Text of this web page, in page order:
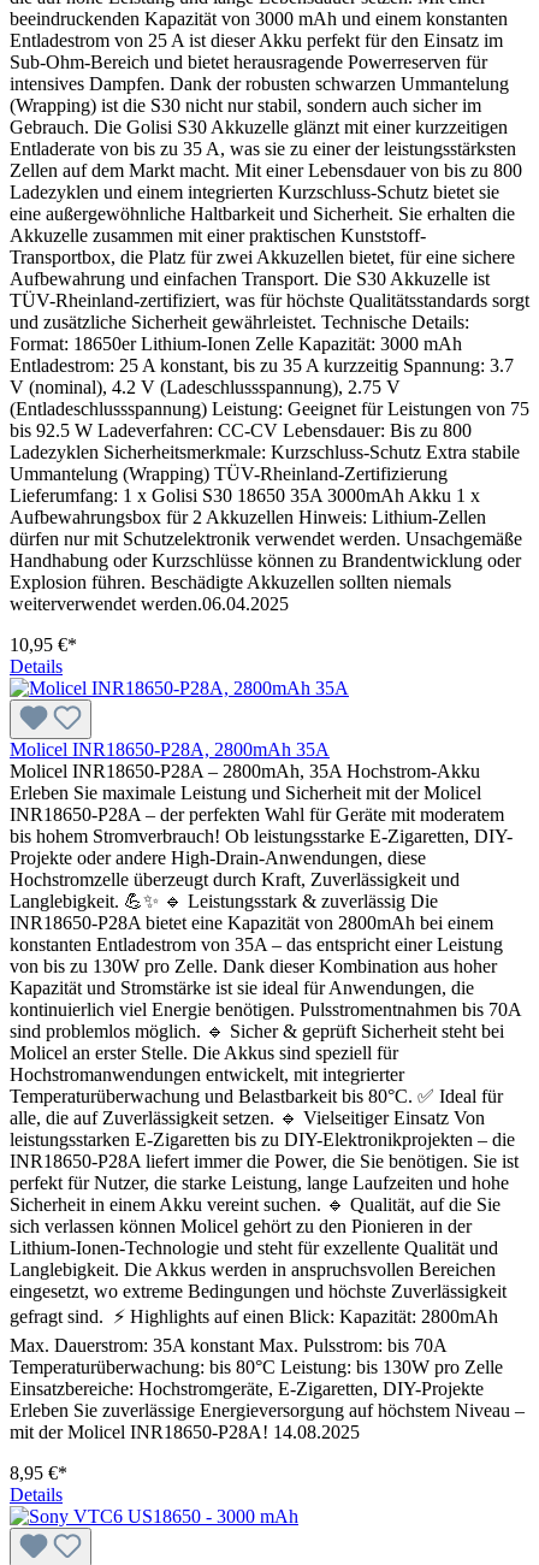
beeindruckenden Kapazität von 3000 mAh und einem konstanten
Entladestrom von 25 A ist dieser Akku perfekt für den Einsatz im
Sub-Ohm-Bereich und bietet herausragende Powerreserven für
intensives Dampfen. Dank der robusten schwarzen Ummantelung
(Wrapping) ist die S30 nicht nur stabil, sondern auch sicher im
Gebrauch. Die Golisi S30 Akkuzelle glänzt mit einer kurzzeitigen
Entladerate von bis zu 35 A, was sie zu einer der leistungsstärksten
Zellen auf dem Markt macht. Mit einer Lebensdauer von bis zu 800
Ladezyklen und einem integrierten Kurzschluss-Schutz bietet sie
eine außergewöhnliche Haltbarkeit und Sicherheit. Sie erhalten die
Akkuzelle zusammen mit einer praktischen Kunststoff-
Transportbox, die Platz für zwei Akkuzellen bietet, für eine sichere
Aufbewahrung und einfachen Transport. Die S30 Akkuzelle ist
TÜV-Rheinland-zertifiziert, was für höchste Qualitätsstandards sorgt
und zusätzliche Sicherheit gewährleistet. Technische Details:
Format: 18650er Lithium-Ionen Zelle Kapazität: 3000 mAh
Entladestrom: 25 A konstant, bis zu 35 A kurzzeitig Spannung: 3.7
V (nominal), 4.2 V (Ladeschlussspannung), 2.75 V
(Entladeschlussspannung) Leistung: Geeignet für Leistungen von 75
bis 92.5 W Ladeverfahren: CC-CV Lebensdauer: Bis zu 800
Ladezyklen Sicherheitsmerkmale: Kurzschluss-Schutz Extra stabile
Ummantelung (Wrapping) TÜV-Rheinland-Zertifizierung
Lieferumfang: 1 x Golisi S30 18650 35A 3000mAh Akku 1 x
Aufbewahrungsbox für 2 Akkuzellen Hinweis: Lithium-Zellen
dürfen nur mit Schutzelektronik verwendet werden. Unsachgemäße
Handhabung oder Kurzschlüsse können zu Brandentwicklung oder
Explosion führen. Beschädigte Akkuzellen sollten niemals
weiterverwendet werden.06.04.2025
10,95 €*
Details
Molicel INR18650-P28A, 2800mAh 35A
Molicel INR18650-P28A – 2800mAh, 35A Hochstrom-Akku
Erleben Sie maximale Leistung und Sicherheit mit der Molicel
INR18650-P28A – der perfekten Wahl für Geräte mit moderatem
bis hohem Stromverbrauch! Ob leistungsstarke E-Zigaretten, DIY-
Projekte oder andere High-Drain-Anwendungen, diese
Hochstromzelle überzeugt durch Kraft, Zuverlässigkeit und
Langlebigkeit. 💪✨ 🔹 Leistungsstark & zuverlässig Die
INR18650-P28A bietet eine Kapazität von 2800mAh bei einem
konstanten Entladestrom von 35A – das entspricht einer Leistung
von bis zu 130W pro Zelle. Dank dieser Kombination aus hoher
Kapazität und Stromstärke ist sie ideal für Anwendungen, die
kontinuierlich viel Energie benötigen. Pulsstromentnahmen bis 70A
sind problemlos möglich. 🔹 Sicher & geprüft Sicherheit steht bei
Molicel an erster Stelle. Die Akkus sind speziell für
Hochstromanwendungen entwickelt, mit integrierter
Temperaturüberwachung und Belastbarkeit bis 80°C. ✅ Ideal für
alle, die auf Zuverlässigkeit setzen. 🔹 Vielseitiger Einsatz Von
leistungsstarken E-Zigaretten bis zu DIY-Elektronikprojekten – die
INR18650-P28A liefert immer die Power, die Sie benötigen. Sie ist
perfekt für Nutzer, die starke Leistung, lange Laufzeiten und hohe
Sicherheit in einem Akku vereint suchen. 🔹 Qualität, auf die Sie
sich verlassen können Molicel gehört zu den Pionieren in der
Lithium-Ionen-Technologie und steht für exzellente Qualität und
Langlebigkeit. Die Akkus werden in anspruchsvollen Bereichen
eingesetzt, wo extreme Bedingungen und höchste Zuverlässigkeit
gefragt sind. ⚡ Highlights auf einen Blick: Kapazität: 2800mAh
Max. Dauerstrom: 35A konstant Max. Pulsstrom: bis 70A
Temperaturüberwachung: bis 80°C Leistung: bis 130W pro Zelle
Einsatzbereiche: Hochstromgeräte, E-Zigaretten, DIY-Projekte
Erleben Sie zuverlässige Energieversorgung auf höchstem Niveau –
mit der Molicel INR18650-P28A! 14.08.2025
8,95 €*
Details